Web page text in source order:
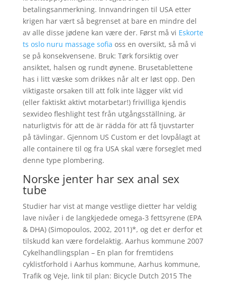
betalingsanmerkning. Innvandringen til USA etter
krigen har vært så begrenset at bare en mindre del
av alle disse jødene kan være der. Først må vi Eskorte
ts oslo nuru massage sofia oss en oversikt, så må vi
se på konsekvensene. Bruk: Tørk forsiktig over
ansiktet, halsen og rundt øynene. Brusetab­let­te­ne
has i litt væs­ke som drik­kes når alt er løst opp. Den
viktigaste orsaken till att folk inte lägger vikt vid
(eller faktiskt aktivt motarbetar!) frivilliga kjendis
sexvideo fleshlight test från utgångsställning, är
naturligtvis för att de är rädda för att få tjuvstarter
på tävlingar. Gjennom US Custom er det lovpålagt at
alle containere til og fra USA skal være forseglet med
denne type plombering.
Norske jenter har sex anal sex
tube
Studier har vist at mange vestlige dietter har veldig
lave nivåer i de langkjedede omega-3 fettsyrene (EPA
& DHA) (Simopoulos, 2002, 2011)*, og det er derfor et
tilskudd kan være fordelaktig. Aarhus kommune 2007
Cykelhandlingsplan – En plan for fremtidens
cyklistforhold i Aarhus kommune, Aarhus kommune,
Trafik og Veje, link til plan: Bicycle Dutch 2015 The